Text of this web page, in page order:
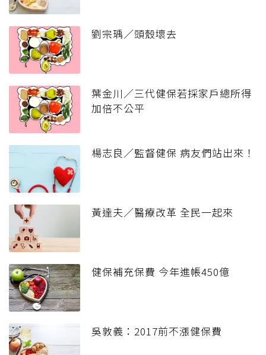
劉宗瑀／頭殼壞去
葉金川／三代健保若採家戶總所得
加倍不公平
楊志良／監督健保 病友們站出來！
黃達夫／醫療改革 全民一起來
健保補充保費 今年進帳450億
吳敦義：2017前不漲健保費